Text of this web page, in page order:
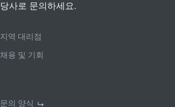
당사로 문의하세요.
지역 대리점
채용 및 기회
문의 양식